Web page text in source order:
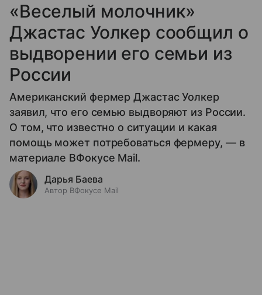
«Веселый молочник»
Джастас Уолкер сообщил о
выдворении его семьи из
России
Американский фермер Джастас Уолкер
заявил, что его семью выдворяют из России.
О том, что известно о ситуации и какая
помощь может потребоваться фермеру, — в
материале ВФокусе Mail.
Дарья Баева
Автор ВФокусе Mail